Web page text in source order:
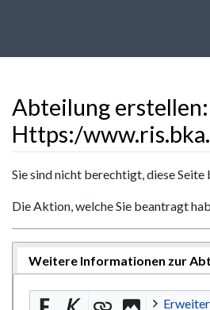
Abteilung erstellen:
Https:/
Wechseln zu: Navigation ,Suche
Sie sind nicht berechtigt, diese Seite
Die Aktion, welche Sie beantragt
Weitere Informationen zur